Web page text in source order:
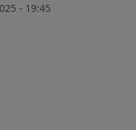
- 19:45